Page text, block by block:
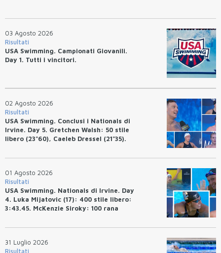
03 Agosto 2026
Risultati
USA Swimming. Campionati Giovanili.
Day 1. Tutti i vincitori.
02 Agosto 2026
Risultati
USA Swimming. Conclusi i Nationals di
Irvine. Day 5. Gretchen Walsh: 50 stile
libero (23"60), Caeleb Dressel (21"35).
01 Agosto 2026
Risultati
USA Swimming. Nationals di Irvine. Day
4. Luka Mijatovic (17): 400 stile libero:
3:43.45. McKenzie Siroky: 100 rana
Avakov: 100 rana (58.87).
31 Luglio 2026
Risultati